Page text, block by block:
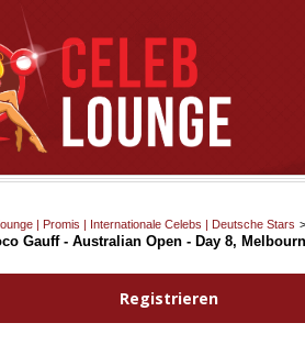
| Promis | Internationale Celebs | Deutsche Stars >
Gauff - Australian Open - Day 8,
Registrieren